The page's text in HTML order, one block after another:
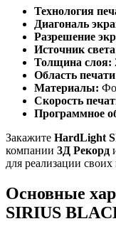
Технология
Диагональ
Разрешение
Источник
Толщина слоя:
Область
Материалы:
Скорость
Программное
Закажите HardLight
компании 3Д Рекорд
для реализации своих
Основные
SIRIUS